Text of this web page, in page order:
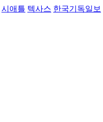
시애틀 텍사스 한국기독일보